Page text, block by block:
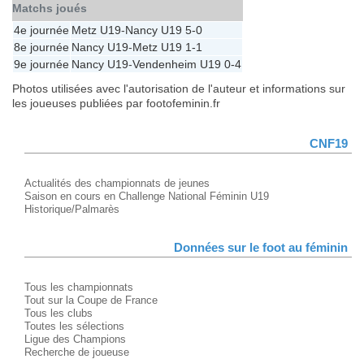
Matchs joués
4e journée Metz U19-Nancy U19 5-0
8e journée Nancy U19-Metz U19 1-1
9e journée Nancy U19-Vendenheim U19 0-4
Photos utilisées avec l'autorisation de l'auteur et informations sur
les joueuses publiées par footofeminin.fr
CNF19
Actualités des championnats de jeunes
Saison en cours en Challenge National Féminin U19
Historique/Palmarès
Données sur le foot au féminin
Tous les championnats
Tout sur la Coupe de France
Tous les clubs
Toutes les sélections
Ligue des Champions
Recherche de joueuse